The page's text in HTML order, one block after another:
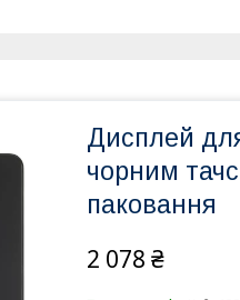
Дисплей
чорним
паковання
2 078 ₴